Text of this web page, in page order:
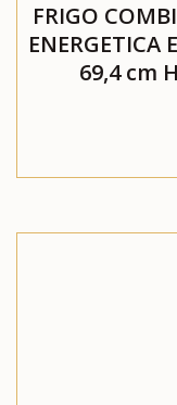
FRIGO
69,4 cm